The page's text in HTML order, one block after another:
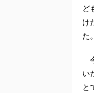
ど
け
た。
い
と